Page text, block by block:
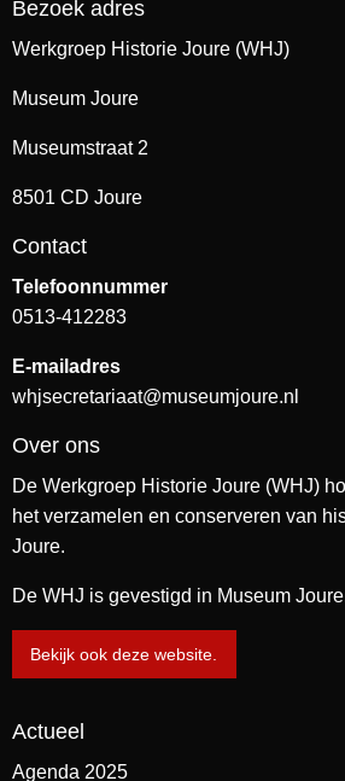
Bezoek adres
Werkgroep Historie Joure (WHJ)
Museum Joure
Museumstraat 2
8501 CD Joure
Contact
Telefoonnummer
0513-412283
E-mailadres
whjsecretariaat@museumjoure.nl
Over ons
De Werkgroep Historie Joure (WHJ)
het verzamelen en conserveren van
Joure.
De WHJ is gevestigd in Museum
Bekijk ook deze website.
Actueel
Agenda 2025